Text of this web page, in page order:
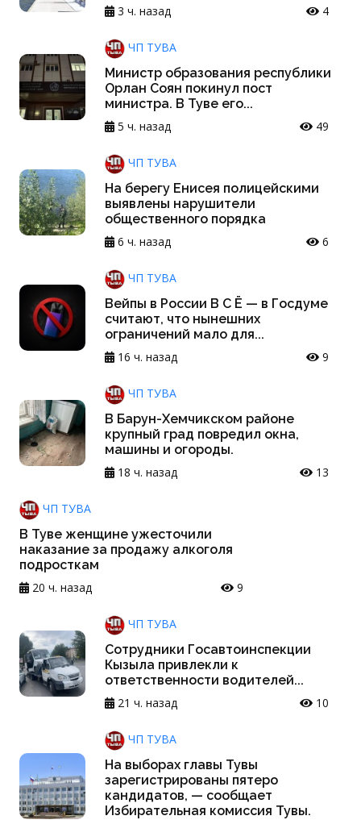
3 ч. назад 4
ЧП ТУВА
Министр образования республики
Орлан Соян покинул пост
министра. В Туве его...
5 ч. назад
49
ЧП ТУВА
На берегу Енисея полицейскими
выявлены нарушители
общественного порядка
6 ч. назад
6
ЧП ТУВА
Вейпы в России В С Ё — в Госдуме
считают, что нынешних
ограничений мало для...
16 ч. назад
9
ЧП ТУВА
В Барун-Хемчикском районе
крупный град повредил окна,
машины и огороды.
18 ч. назад
13
ЧП ТУВА
В Туве женщине ужесточили
наказание за продажу алкоголя
подросткам
20 ч. назад
9
ЧП ТУВА
Сотрудники Госавтоинспекции
Кызыла привлекли к
ответственности водителей...
21 ч. назад
10
ЧП ТУВА
На выборах главы Тувы
зарегистрированы пятеро
кандидатов, — сообщает
Избирательная комиссия Тувы.